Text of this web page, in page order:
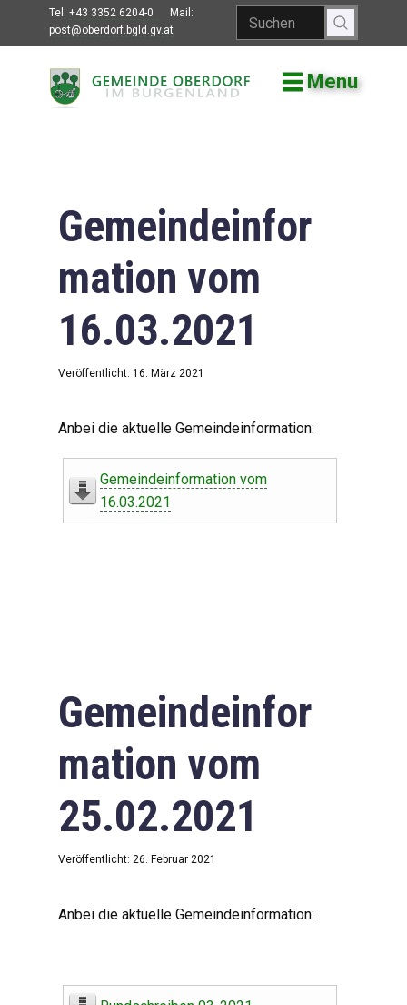
Tel: +43 3352 6204-0
Mail:
post@oberdorf.bgld.gv.at
Menu
Willkommen
Gemeindeamt
Gemeinderat
Bildung
Vereine
Leben in Oberdorf
Downloads
Impressum
Datenschutzerklärung
Gemeindeinfor
mation vom
16.03.2021
Veröffentlicht: 16. März 2021
Anbei die aktuelle Gemeindeinformation:
Gemeindeinformation vom
16.03.2021
Gemeindeinfor
mation vom
25.02.2021
Veröffentlicht: 26. Februar 2021
Anbei die aktuelle Gemeindeinformation: